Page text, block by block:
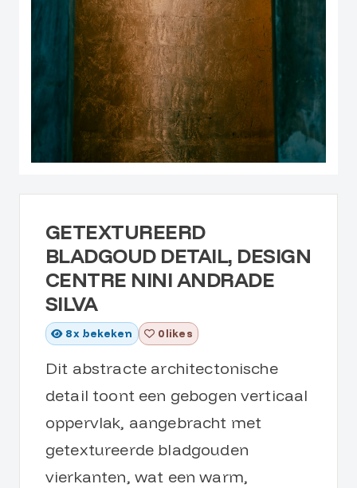
GETEXTUREERD
BLADGOUD DETAIL, DESIGN
CENTRE NINI ANDRADE
SILVA
8x bekeken 0 likes
Dit abstracte architectonische
detail toont een gebogen verticaal
oppervlak, aangebracht met
getextureerde bladgouden
vierkanten, wat een warm,